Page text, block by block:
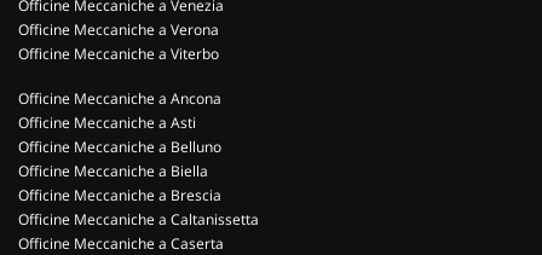
Officine Meccaniche a Venezia
Officine Meccaniche a Verona
Officine Meccaniche a Viterbo
Officine Meccaniche a Ancona
Officine Meccaniche a Asti
Officine Meccaniche a Belluno
Officine Meccaniche a Biella
Officine Meccaniche a Brescia
Officine Meccaniche a Caltanissetta
Officine Meccaniche a Caserta